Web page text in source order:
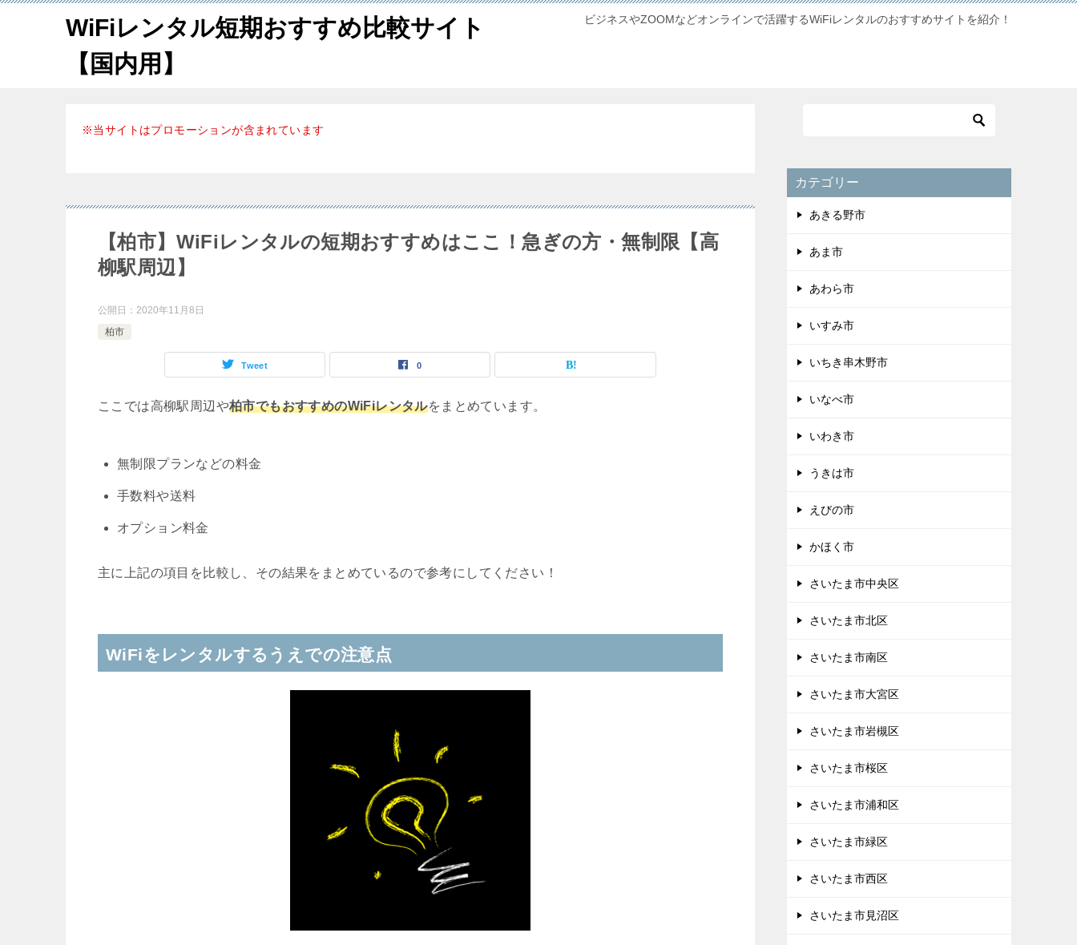
WiFiレンタル短期おすすめ比較サイト
【国内用】
ビジネスやZOOMなどオンラインで活躍するWiFiレンタルのおすすめサイトを紹介！
※当サイトはプロモーションが含まれています
【柏市】WiFiレンタルの短期おすすめはここ！急ぎの方・無制限【高
柳駅周辺】
公開日： 2020年11月8日
柏市
Tweet 0
ここでは高柳駅周辺や柏市でもおすすめのWiFiレンタルをまとめています。
無制限プランなどの料金
手数料や送料
オプション料金
主に上記の項目を比較し、その結果をまとめているので参考にしてください！
WiFiをレンタルするうえでの注意点
カテゴリー
あきる野市
あま市
あわら市
いすみ市
いちき串木野市
いなべ市
いわき市
うきは市
えびの市
かほく市
さいたま市中央区
さいたま市北区
さいたま市南区
さいたま市大宮区
さいたま市岩槻区
さいたま市桜区
さいたま市浦和区
さいたま市緑区
さいたま市西区
さいたま市見沼区